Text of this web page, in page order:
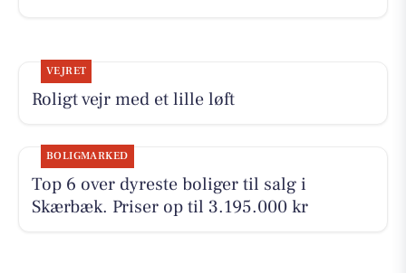
VEJRET
Roligt vejr med et lille løft
BOLIGMARKED
Top 6 over dyreste boliger til salg i
Skærbæk. Priser op til 3.195.000 kr